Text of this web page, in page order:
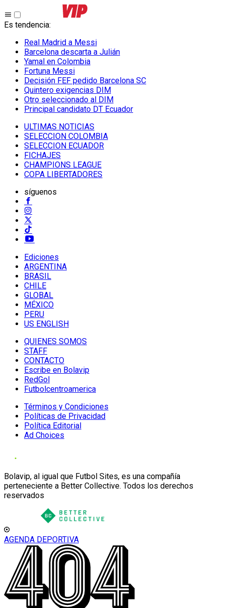
Es tendencia:
Real Madrid a Messi
Barcelona descarta a Julián
Yamal en Colombia
Fortuna Messi
Decisión FEF pedido Barcelona SC
Quintero exigencias DIM
Otro seleccionado al DIM
Principal candidato DT Ecuador
ULTIMAS NOTICIAS
SELECCION COLOMBIA
SELECCION ECUADOR
FICHAJES
CHAMPIONS LEAGUE
COPA LIBERTADORES
síguenos
Ediciones
ARGENTINA
BRASIL
CHILE
GLOBAL
MÉXICO
PERU
US ENGLISH
QUIENES SOMOS
STAFF
CONTACTO
Escribe en Bolavip
RedGol
Futbolcentroamerica
Términos y Condiciones
Políticas de Privacidad
Política Editorial
Ad Choices
Bolavip, al igual que Futbol Sites, es una compañía
perteneciente a Better Collective. Todos los derechos
reservados
AGENDA DEPORTIVA